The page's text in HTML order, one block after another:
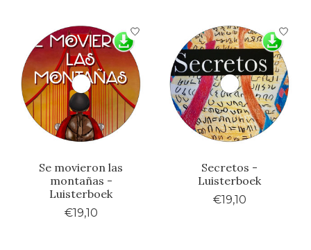
Se movieron las
montañas -
Luisterboek
€19,10
Secretos -
Luisterboek
€19,10